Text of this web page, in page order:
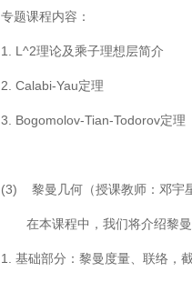
专题课程内容：
1. L^2理论及乘子理想层简介
2. Calabi-Yau定理
3. Bogomolov-Tian-Todorov定理
(3) 黎曼几何（授课教师：邓宇
在本课程中，我们将介绍黎
1. 基础部分：黎曼度量、联络，